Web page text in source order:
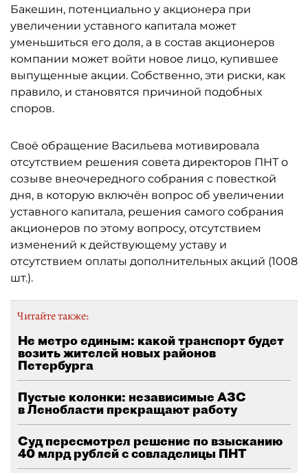
Бакешин, потенциально у акционера при
увеличении уставного капитала может
уменьшиться его доля, а в состав акционеров
компании может войти новое лицо, купившее
выпущенные акции. Собственно, эти риски, как
правило, и становятся причиной подобных
споров.
Своё обращение Васильева мотивировала
отсутствием решения совета директоров ПНТ о
созыве внеочередного собрания с повесткой
дня, в которую включён вопрос об увеличении
уставного капитала, решения самого собрания
акционеров по этому вопросу, отсутствием
изменений к действующему уставу и
отсутствием оплаты дополнительных акций (1008
шт.).
Читайте также:
Не метро единым: какой транспорт будет
возить жителей новых районов
Петербурга
Пустые колонки: независимые АЗС
в Ленобласти прекращают работу
Суд пересмотрел решение по взысканию
40 млрд рублей с совладелицы ПНТ